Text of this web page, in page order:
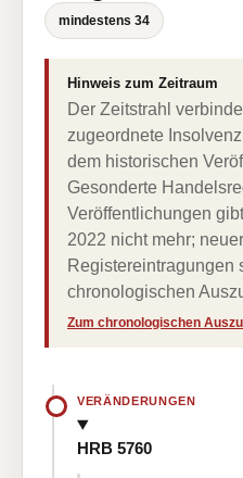
mindestens 34
Hinweis zum Zeitraum
Der Zeitstrahl
zugeordnete
dem historischen
Gesonderte
Veröffentlichungen
2022 nicht mehr;
Registereintragungen
chronologischen
Zum chronologischen
VERÄNDERUNGEN
HRB 5760